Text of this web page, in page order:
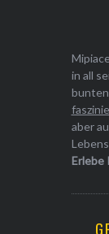
in all
aber
Erlebe